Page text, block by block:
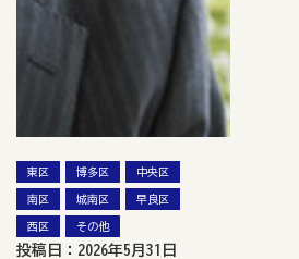
東区 博多区 中央区
南区 城南区 早良区
西区 その他
投稿日：2026年5月31日